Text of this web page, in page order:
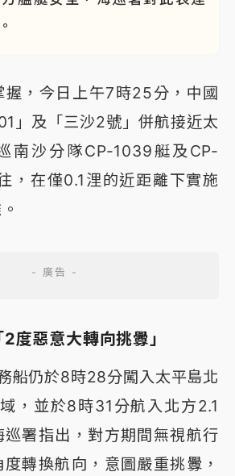
握，今日上午7時25分，中國
」及「三沙2號」併航接近太
南沙分隊CP-1039艇及CP-
，在僅0.1浬的近距離下實施
度惡意大轉向挑釁」
船仍於8時28分闖入太平島北
，並於8時31分航入北方2.1
署指出，對方期間無視航行
轉換航向，意圖嚴重挑釁，